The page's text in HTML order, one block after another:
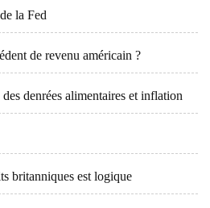
la Fed
de revenu américain ?
denrées alimentaires et inflation
britanniques est logique